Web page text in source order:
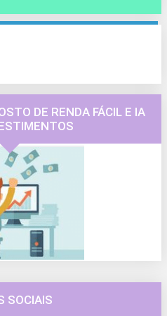
DE RENDA FÁCIL E IA
SOCIAIS